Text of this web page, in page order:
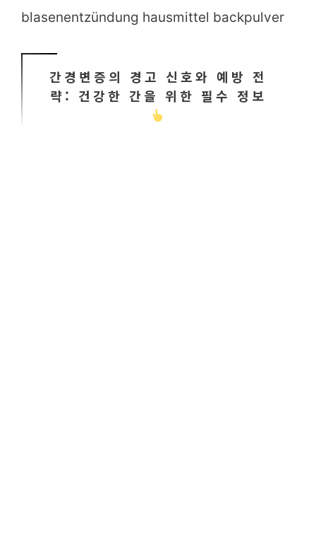
blasenentzündung hausmittel backpulver
간경변증의 경고 신호와 예방 전
략: 건강한 간을 위한 필수 정보